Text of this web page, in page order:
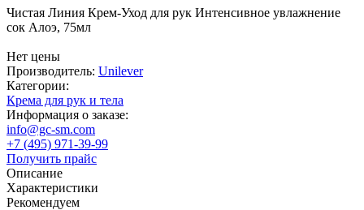
Чистая Линия Крем-Уход для рук Интенсивное увлажнение
сок Алоэ, 75мл
Нет цены
Производитель: Unilever
Категории:
Крема для рук и тела
Информация о заказе:
info@gc-sm.com
+7 (495) 971-39-99
Получить прайс
Описание
Характеристики
Рекомендуем